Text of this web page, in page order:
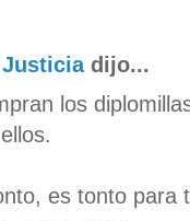
dijo...
los
es tonto para